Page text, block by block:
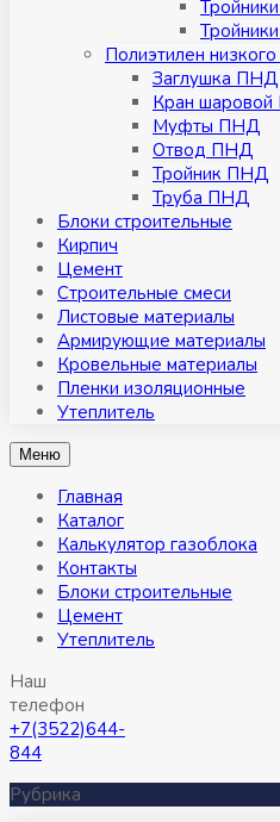
Полиэтилен
Заглушка ПНД
Кран
Муфты ПНД
Отвод ПНД
Тройник ПНД
Труба ПНД
Блоки строительные
Кирпич
Цемент
Строительные смеси
Листовые материалы
Армирующие материалы
Кровельные материалы
Пленки изоляционные
Утеплитель
Меню
Главная
Каталог
Калькулятор газоблока
Контакты
Блоки строительные
Цемент
Утеплитель
Наш
телефон
+7(3522)644-
844
Рубрика